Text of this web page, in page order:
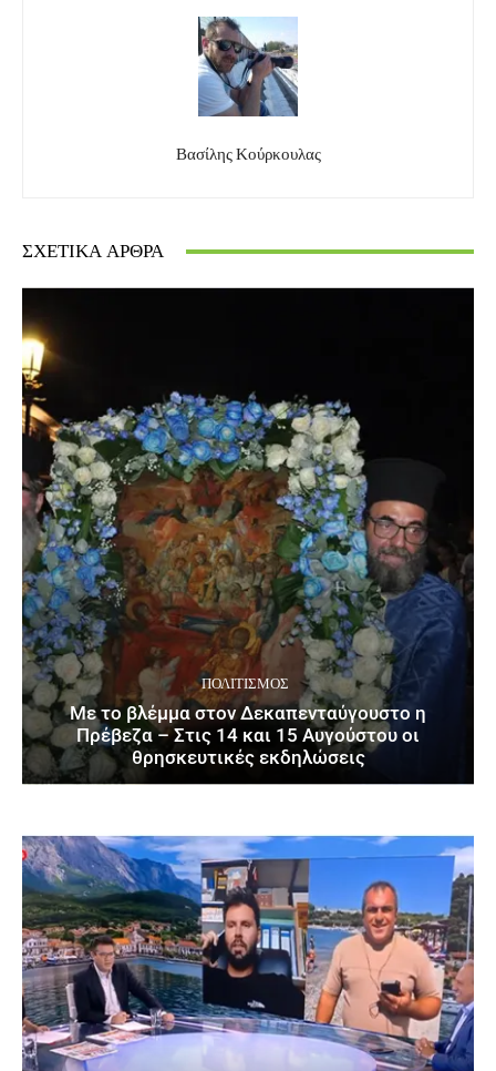
Βασίλης Κούρκουλας
ΣΧΕΤΙΚΆ ΆΡΘΡΑ
ΠΟΛΙΤΙΣΜΌΣ
Με το βλέμμα στον Δεκαπενταύγουστο η
Πρέβεζα – Στις 14 και 15 Αυγούστου οι
θρησκευτικές εκδηλώσεις